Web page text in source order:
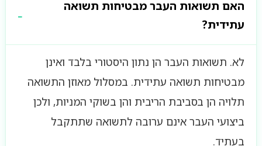
האם תשואות העבר מבטיחות תשואה
עתידית?
לא. תשואות העבר הן נתון היסטורי בלבד ואינן
מבטיחות תשואה עתידית. במסלול מאוזן התשואה
תלויה הן בסביבת הריבית והן בשוקי המניות, ולכן
ביצועי העבר אינם ערובה לתשואה שתתקבל
בעתיד.